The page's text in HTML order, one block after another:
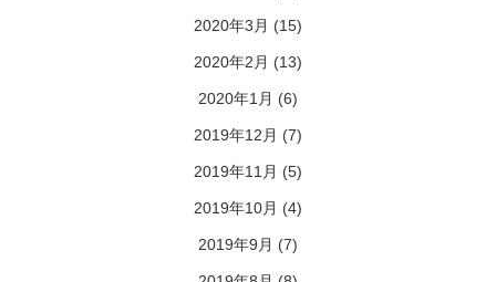
2020年3月 (15)
2020年2月 (13)
2020年1月 (6)
2019年12月 (7)
2019年11月 (5)
2019年10月 (4)
2019年9月 (7)